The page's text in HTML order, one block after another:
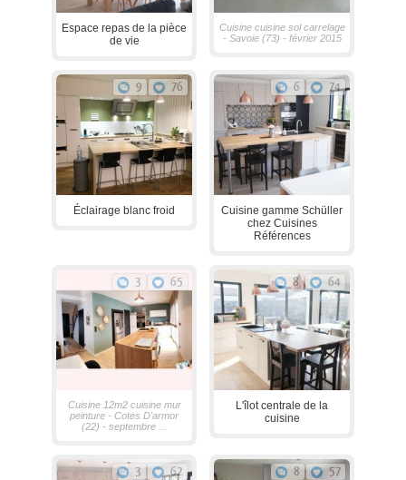
Espace repas de la pièce
de vie
Cuisine cuisine sol carrelage
- Savoie (73) - février 2015
9 76
Éclairage blanc froid
6 74
Cuisine gamme Schüller
chez Cuisines
Références
3 65
Cuisine 12m2 cuisine mur
peinture - Cotes D'armor
(22) - septembre ...
8 64
L'îlot centrale de la
cuisine
3 62 8 57